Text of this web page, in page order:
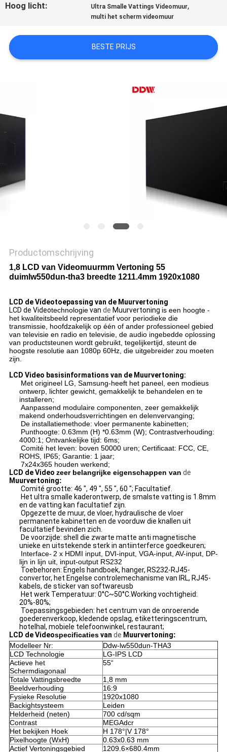
CASE
CENTER
SITEMAP
POLICY
Hoog licht: Ultra Smalle Vattings Videomuur,
multi het scherm videomuur
BESTE PRIJS
Productomschrijving
1,8 LCD van Videomuurmm Vertoning 55
duimlw550dun-tha3 breedte 1211.4mm 1920x1080
LCD de Videotoepassing van de Muurvertoning
LCD de Videotechnologievan de Muurvertoning is een hoogte -
het kwaliteitsbeeld representatief voor periodieke die
transmissie, hoofdzakelijk op één of ander professioneel gebied
van televisie en radio en televisie, de audio ingebedde oplossing
van productsteunen wordt gebruikt, tegelijkertijd, steunt de
hoogste resolutie aan 1080p 60Hz, die uitgebreider zou moeten
zijn.
LCD Video basisinformations van de Muurvertoning:
Met origineel LG, Samsung-heeft het paneel, een modieus
ontwerp, lichter gewicht, gemakkelijk te behandelen en te
installeren;
Aanpassend modulaire componenten, zeer gemakkelijk
makend onderhoudsverrichtingen en delenvervanging;
De installatiemethode: vloer permanente kabinetten;
Punthoogte: 0.63mm (H) *0.63mm (W); Contrastverhouding:
4000:1; Ontvankelijke tijd: 6ms;
Comité het leven: boven 50000 uren; Certificaat: FCC, CE,
ROHS, IP65; Garantie: 1 jaar;
7x24x365 houden werkend;
LCD de Video zeer belangrijke eigenschappen van de
Muurvertoning:
Comité grootte: 46 ″, 49 ″, 55 ″, 60 ″; Facultatief.
Het ultra smalle kaderontwerp, de smalste vatting is 1.8mm
en de vatting kan facultatief zijn.
Opgezette de muur, de vloer, hydraulische de vloer
permanente kabinetten en de voorduw die knallen uit
facultatief bevinden zich.
De voorzijde: shell die zwarte matte anti magnetische
unieke en uitstekende sterk in antiinterferce goedkeuren;
Interface- 2 x HDMI input, DVI-input, VGA-input, AV-input, DP-
lijn in lijn uit, input-output RS232
Toebehoren: Engels handboek, hanger, RS232-RJ45-
convertor, het Engelse controlemechanisme van IRL, RJ45-
kabels, de sticker van softwareusb
Het werk Temperatuur: 0°C~50°C.Working vochtigheid:
20%-80%;
Toepassingsgebieden: het centrum van de onroerende
goederenverkoop, kledende opslag, etiketteringscentrum,
hotelhal, mobiele telefoonwinkel, restaurant;
LCD de Videospecificatiesvan de Muurvertoning:
Modelleer Nr:
Ddw-lw550dun-THA3
LCD Technologie
LG-IPS LCD
Actieve het
Schermdiagonaal
55“
Totale Vattingsbreedte
1,8 mm
Beeldverhouding
16:9
Fysieke Resolutie
1920x1080
Backightsysteem
Leiden
Helderheid (neten)
700 cd/sqm
Contrast
MEGAdcr
Het bekijken Hoek
H 178°|V 178°
Pixelhoogte (WxH)
0.63x0.63 mm
Actief Vertoningsgebied
1209.6×680.4mm